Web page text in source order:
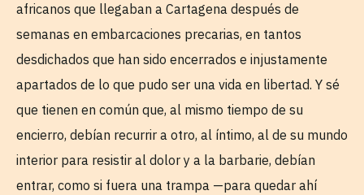
africanos que llegaban a Cartagena después de
semanas en embarcaciones precarias, en tantos
desdichados que han sido encerrados e injustamente
apartados de lo que pudo ser una vida en libertad. Y sé
que tienen en común que, al mismo tiempo de su
encierro, debían recurrir a otro, al íntimo, al de su mundo
interior para resistir al dolor y a la barbarie, debían
entrar, como si fuera una trampa —para quedar ahí